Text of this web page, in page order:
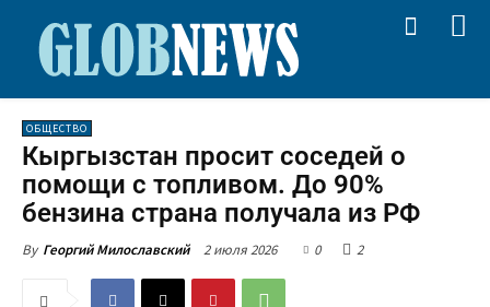
ОБЩЕСТВО
Кыргызстан просит соседей о
помощи с топливом. До 90%
бензина страна получала из РФ
By Георгий Милославский 2 июля 2026 0 2